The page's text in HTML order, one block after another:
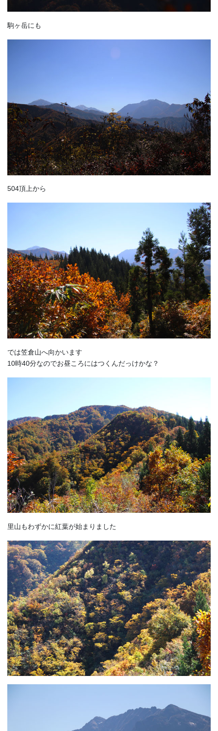
駒ヶ岳にも
504頂上から
では笠倉山へ向かいます
10時40分なのでお昼ころにはつくんだっけかな？
里山もわずかに紅葉が始まりました